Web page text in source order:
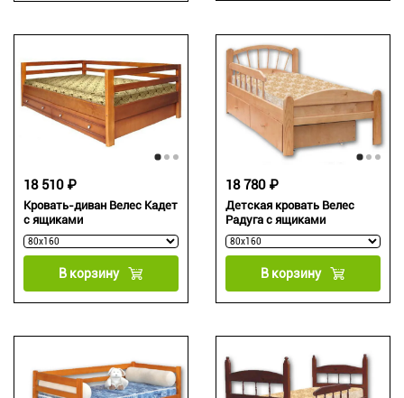
Кровать-диван Велес Кадет
с ящиками
18 510 ₽
В корзину
Детская кровать Велес
Радуга с ящиками
18 780 ₽
В корзину